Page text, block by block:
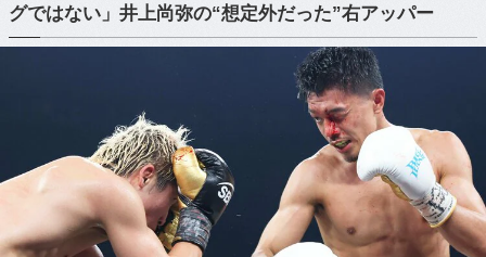
グではない」井上尚弥の“想定外だった”右アッパー